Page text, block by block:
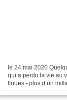
le 24 mai 2020
qui a perdu la vie au
floues - plus d’un